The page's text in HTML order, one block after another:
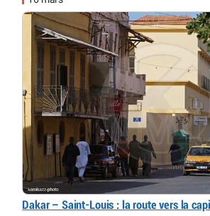
Dakar – Saint-Louis : la route vers la